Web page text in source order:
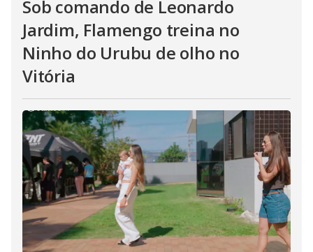
Sob comando de Leonardo
Jardim, Flamengo treina no
Ninho do Urubu de olho no
Vitória